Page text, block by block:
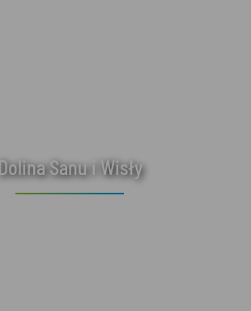
Dolina Sanu i Wisły